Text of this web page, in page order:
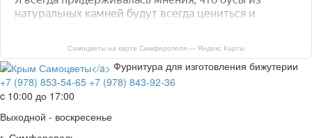
Самоцветы на карте Симферополя — Яндекс Карты
Фурнитура для изготовления бижутерии
+7 (978) 853-54-65 +7 (978) 843-92-36
c 10:00 до 17:00
Выходной - воскресенье